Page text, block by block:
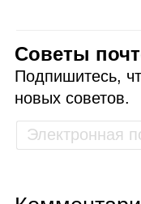
Советы
Подпишитесь,
новых советов.